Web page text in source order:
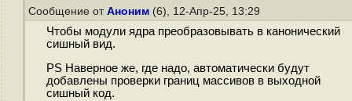
Сообщение от Аноним (6), 12-Апр-25, 13:29
Чтобы модули ядра преобразовывать в канонический
сишный вид.
PS Наверное же, где надо, автоматически будут
добавлены проверки границ массивов в выходной
сишный код.